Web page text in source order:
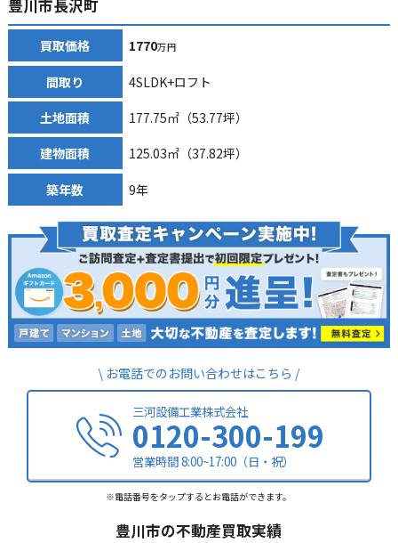
豊川市長沢町
買取価格 1770万円
間取り 4SLDK+ロフト
土地面積 177.75㎡（53.77坪）
建物面積 125.03㎡（37.82坪）
築年数 9年
お電話でのお問い合わせはこちら
三河設備工業株式会社
0120-300-199
営業時間 8:00~17:00（日・祝）
※電話番号をタップするとお電話ができます。
豊川市の不動産買取実績